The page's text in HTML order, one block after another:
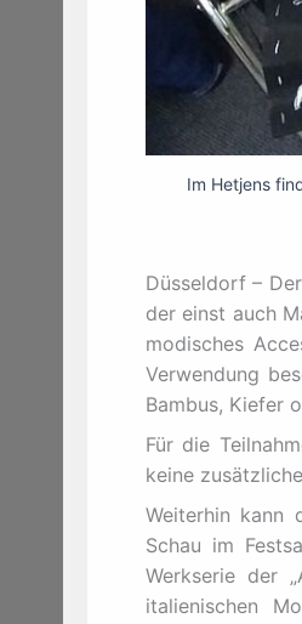
Im Hetjens
Düsseldorf –
der einst auch
modisches
Verwendung
Bambus, Kiefer
Für die
keine
Weiterhin kann
Schau im
Werkserie der
italienischen